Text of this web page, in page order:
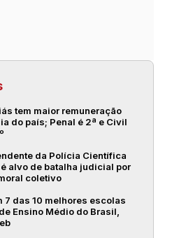
tem maior remuneração
do país; Penal é 2ª e Civil
da Polícia Científica
alvo de batalha judicial por
coletivo
7 das 10 melhores escolas
Ensino Médio do Brasil,